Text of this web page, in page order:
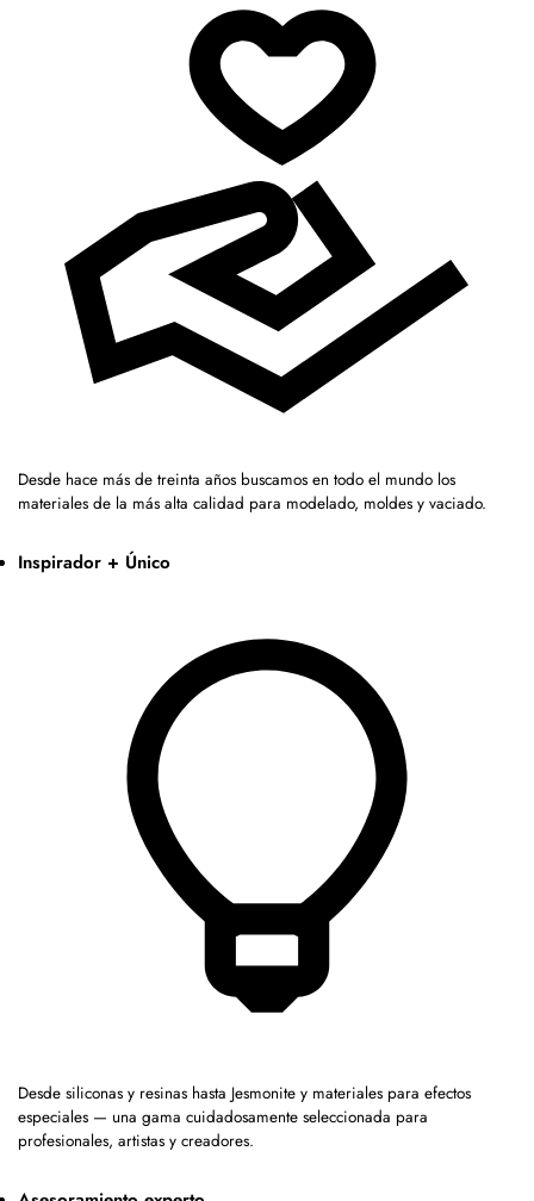
Desde hace más de treinta años buscamos en todo el mundo los
materiales de la más alta calidad para modelado, moldes y vaciado.
Inspirador + Único
Desde siliconas y resinas hasta Jesmonite y materiales para efectos
especiales — una gama cuidadosamente seleccionada para
profesionales, artistas y creadores.